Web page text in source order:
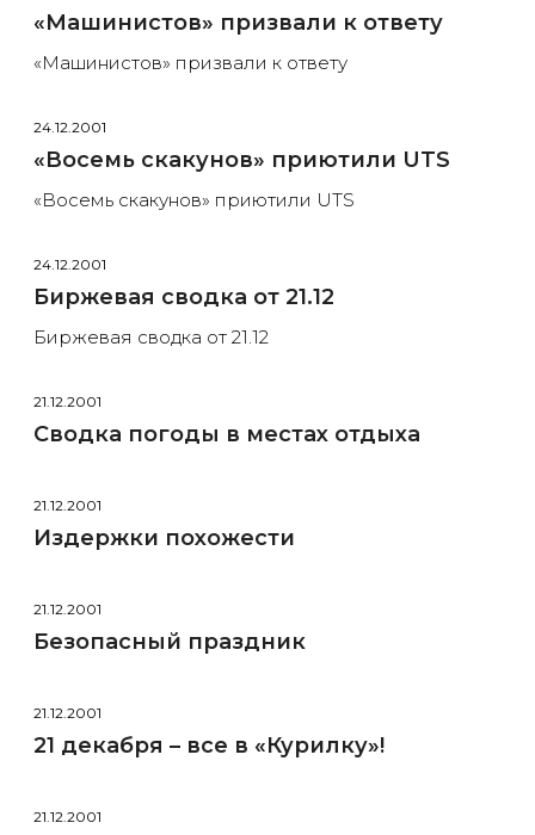
«Машинистов» призвали к ответу
«Машинистов» призвали к ответу
24.12.2001
«Восемь скакунов» приютили UTS
«Восемь скакунов» приютили UTS
24.12.2001
Биржевая сводка от 21.12
Биржевая сводка от 21.12
21.12.2001
Сводка погоды в местах отдыха
21.12.2001
Издержки похожести
21.12.2001
Безопасный праздник
21.12.2001
21 декабря – все в «Курилку»!
21.12.2001